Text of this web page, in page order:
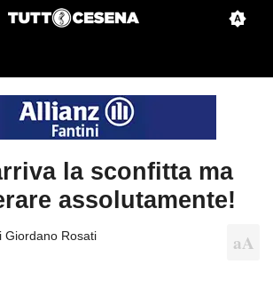
la sconfitta ma
assolutamente!
Giordano Rosati